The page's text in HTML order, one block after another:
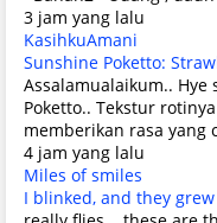
3 jam yang lalu
KasihkuAmani
Sunshine Poketto:
Assalamualaikum..
Poketto.. Tekstur
memberikan rasa yang
4 jam yang lalu
Miles of smiles
I blinked, and they